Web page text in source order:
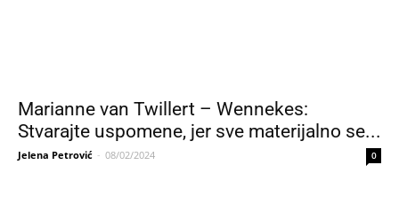
Marianne van Twillert – Wennekes:
Stvarajte uspomene, jer sve materijalno se...
Jelena Petrović - 08/02/2024 0